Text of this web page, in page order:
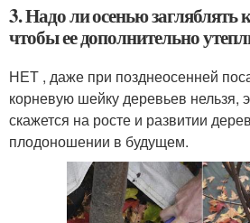
3. Надо ли осенью
чтобы ее дополнительно
НЕТ , даже при позднеосенней
корневую шейку деревьев нельзя,
скажется на росте и развитии
плодоношении в будущем.